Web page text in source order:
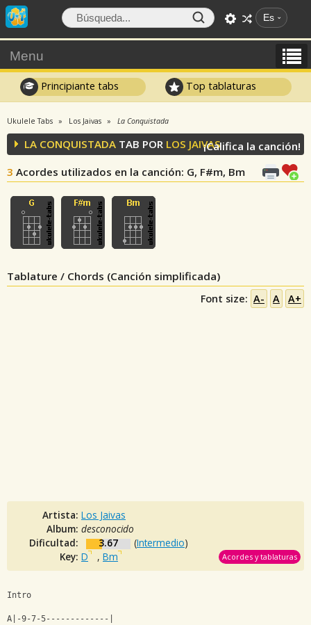
Es
Menu
Principiante tabs Top tablaturas
Ukulele Tabs Los Jaivas La Conquistada
LA CONQUISTADA TAB POR LOS JAIVAS
3 Acordes utilizados en la canción: G, F#m, Bm
¡Califica la canción!
Tablature / Chords (Canción simplificada)
Font size: A- A A+
Artista: Los Jaivas
Album: desconocido
Dificultad:
3.67 (Intermedio)
Key: D , Bm Acordes y tablaturas
Intro
A|-9-7-5-------------|